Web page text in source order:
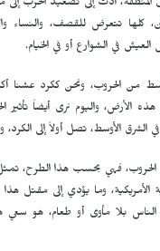
أدت إلى تصعيد الحرب
كلها تتعرض للقصف،
العيش في الشوارع أو في الخيام.
الأرض، واليوم نرى أيضاً تأثير
الشرق الأوسط، تصل أولاً إلى الكرد،
فهي بحسب هذا الطرح،
الأمريكية، وما يؤدي إلى مقتل
الناس بلا مأوى أو طعام، هو